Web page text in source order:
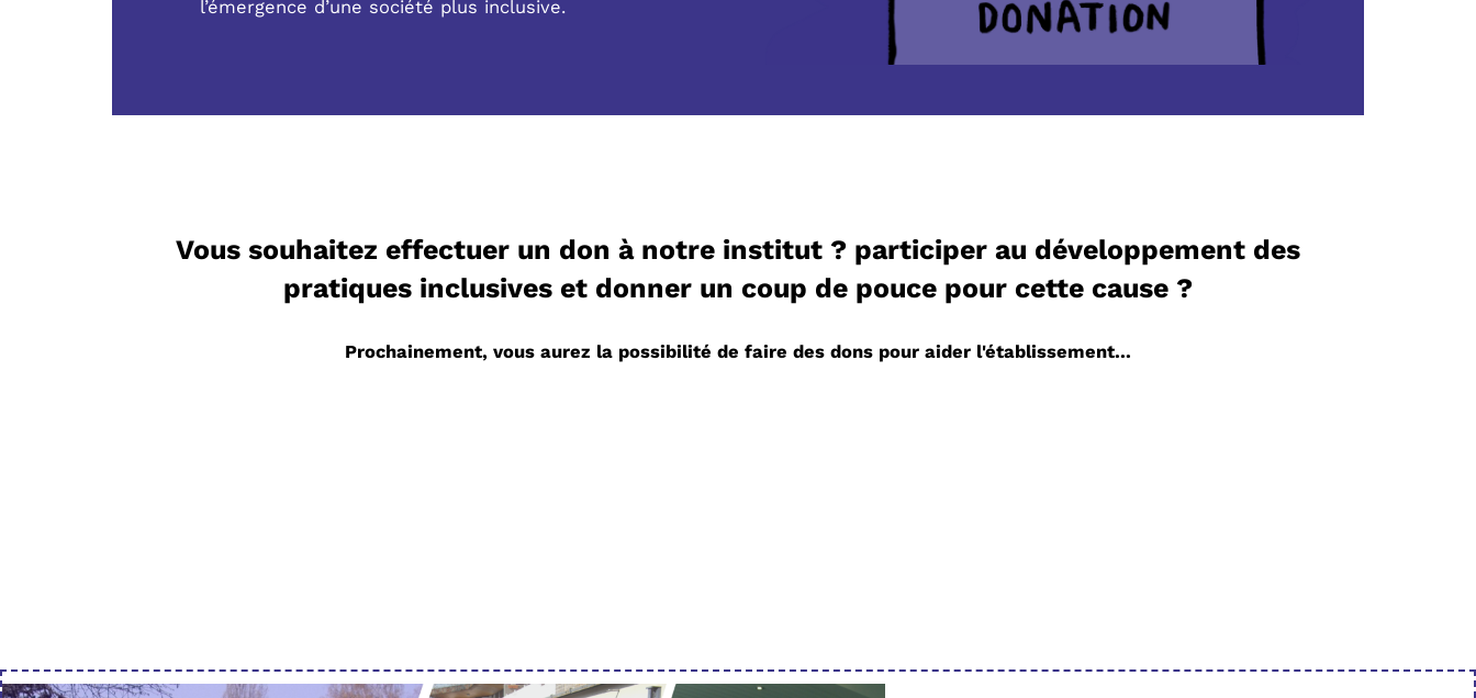
l’émergence d’une société plus inclusive.
Vous souhaitez effectuer un don à notre institut ? participer au développement des
pratiques inclusives et donner un coup de pouce pour cette cause ?
Prochainement, vous aurez la possibilité de faire des dons pour aider l'établissement...